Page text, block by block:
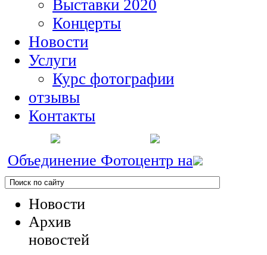
Выставки 2020
Концерты
Новости
Услуги
Курс фотографии
отзывы
Контакты
Объединение Фотоцентр на
Новости
Архив
новостей